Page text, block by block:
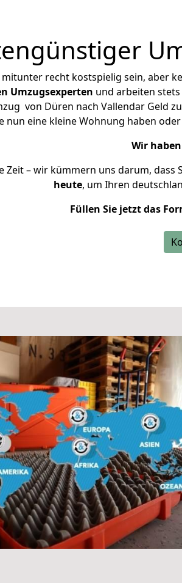
recht kostspielig sein, aber
Umzugsexperten und arbeiten
von Düren nach Vallendar Geld
nun eine kleine Wohnung haben
Wir
Zeit – wir kümmern uns darum, dass
heute, um Ihren
Füllen Sie jetzt das